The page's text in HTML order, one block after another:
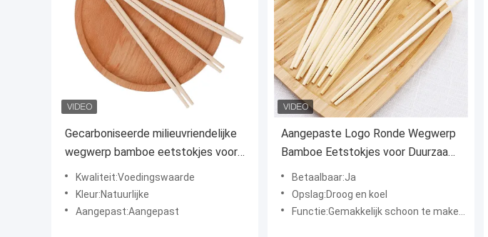
Gecarboniseerde milieuvriendelijke
wegwerp bamboe eetstokjes voor
huishouden/restaurant/hotel
Handig en milieuvriendelijk
Kwaliteit:Voedingswaarde
Kleur:Natuurlijke
Aangepast:Aangepast
Aangepaste Logo Ronde Wegwerp
Bamboe Eetstokjes voor Duurzaam
Dineren
Betaalbaar:Ja
Opslag:Droog en koel
Functie:Gemakkelijk schoon te maken, gelast, hittebestendig